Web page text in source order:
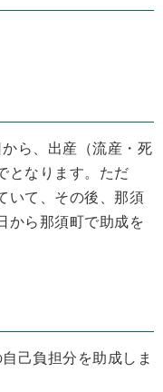
ら、出産（流産・死
となります。ただ
いて、その後、那須
から那須町で助成を
己負担分を助成しま